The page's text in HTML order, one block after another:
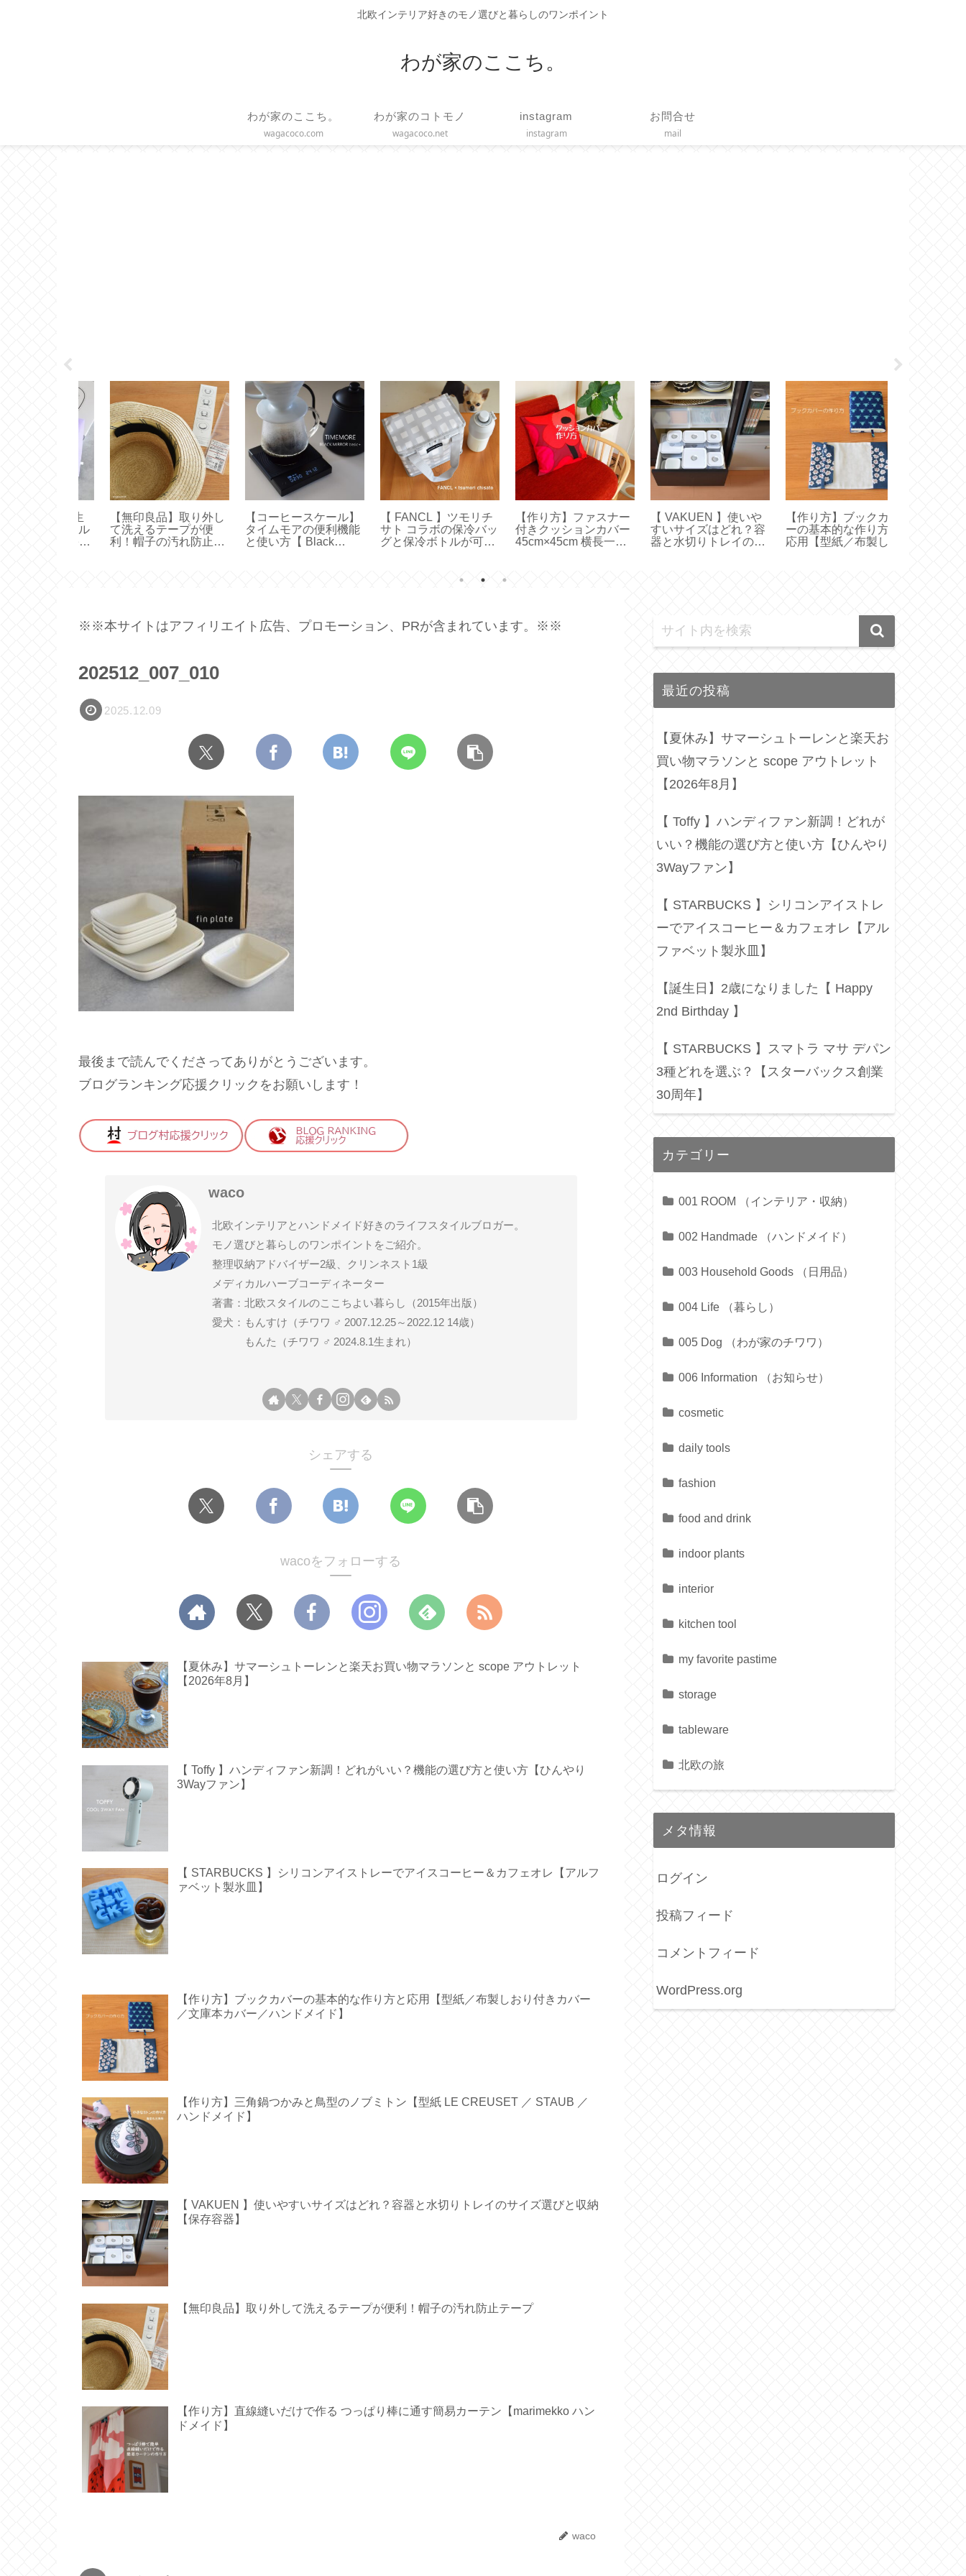
北欧インテリア好きのモノ選びと暮らしのワンポイント
わが家のここち。
わが家のここち。
wagacoco.com
わが家のコトモノ
wagacoco.net
instagram
instagram
お問合せ
mail
【コーヒースケール】
タイムモアの便利機能
と使い方【 Black
【 FANCL 】ツモリチ
サト コラボの保冷バッ
グと保冷ボトルが可愛
【作り方】ファスナー
付きクッションカバー
45cm×45cm 横長一枚
【 VAKUEN 】使いや
すいサイズはどれ？容
器と水切りトレイのサ
【作り方】ブックカバ
ーの基本的な作り方と
応用【型紙／布製しお
【HARIO】水出しコー
ヒーの作り方とお茶用
ボトルとの違い【ハリ
※※本サイトはアフィリエイト広告、プロモーション、PRが含まれています。※※
202512_007_010
2025.12.09
最後まで読んでくださってありがとうございます。
ブログランキング応援クリックをお願いします！
waco
北欧インテリアとハンドメイド好きのライフスタイルブロガー。
モノ選びと暮らしのワンポイントをご紹介。
整理収納アドバイザー2級、クリンネスト1級
メディカルハーブコーディネーター
著書：北欧スタイルのここちよい暮らし（2015年出版）
愛犬：もんすけ（チワワ ♂ 2007.12.25～2022.12 14歳）
もんた（チワワ ♂ 2024.8.1生まれ）
シェアする
wacoをフォローする
【夏休み】サマーシュトーレンと楽天お買い物マラソンと scope アウトレット
【2026年8月】
【 Toffy 】ハンディファン新調！どれがいい？機能の選び方と使い方【ひんやり
3Wayファン】
【 STARBUCKS 】シリコンアイストレーでアイスコーヒー＆カフェオレ【アルフ
ァベット製氷皿】
【作り方】ブックカバーの基本的な作り方と応用【型紙／布製しおり付きカバー
／文庫本カバー／ハンドメイド】
【作り方】三角鍋つかみと鳥型のノブミトン【型紙 LE CREUSET ／ STAUB ／
ハンドメイド】
【 VAKUEN 】使いやすいサイズはどれ？容器と水切りトレイのサイズ選びと収納
【保存容器】
【無印良品】取り外して洗えるテープが便利！帽子の汚れ防止テープ
【作り方】直線縫いだけで作る つっぱり棒に通す簡易カーテン【marimekko ハン
ドメイド】
waco
最近の投稿
【夏休み】サマーシュトーレンと楽天お
買い物マラソンと scope アウトレット
【2026年8月】
【 Toffy 】ハンディファン新調！どれが
いい？機能の選び方と使い方【ひんやり
3Wayファン】
【 STARBUCKS 】シリコンアイストレ
ーでアイスコーヒー＆カフェオレ【アル
ファベット製氷皿】
【誕生日】2歳になりました【 Happy
2nd Birthday 】
【 STARBUCKS 】スマトラ マサ デパン
3種どれを選ぶ？【スターバックス創業
30周年】
カテゴリー
001 ROOM （インテリア・収納）
002 Handmade （ハンドメイド）
003 Household Goods （日用品）
004 Life （暮らし）
005 Dog （わが家のチワワ）
006 Information （お知らせ）
cosmetic
daily tools
fashion
food and drink
indoor plants
interior
kitchen tool
my favorite pastime
storage
tableware
北欧の旅
メタ情報
ログイン
投稿フィード
コメントフィード
WordPress.org